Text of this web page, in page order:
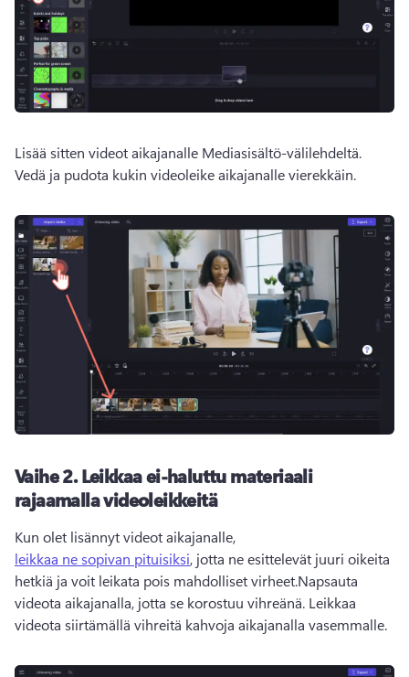
Vedä ja pudota kukin videoleike aikajanalle vierekkäin.
Vaihe 2.Leikkaa ei-haluttu materiaali
rajaamalla videoleikkeitä
Kun olet lisännyt videot aikajanalle,
leikkaa ne sopivan pituisiksi, jotta ne esittelevät juuri oikeita
hetkiä ja voit leikata pois mahdolliset virheet.Napsauta
videota aikajanalla, jotta se korostuu vihreänä. Leikkaa
videota siirtämällä vihreitä kahvoja aikajanalla vasemmalle.